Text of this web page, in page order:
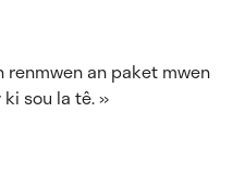
renmwen an paket mwen
sou la tê. »